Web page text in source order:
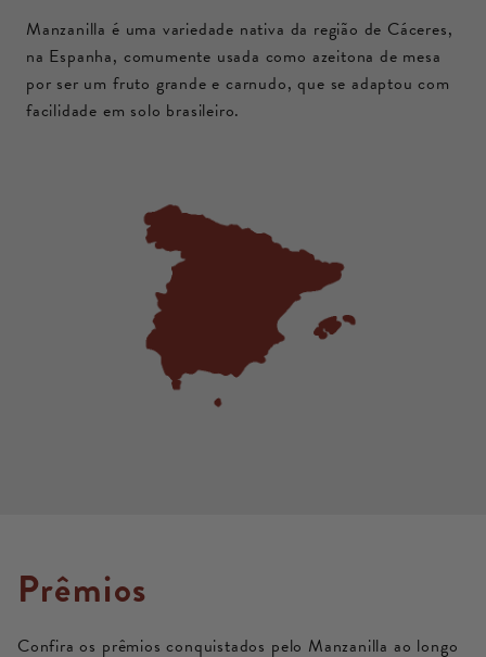
Manzanilla é uma variedade nativa da região de Cáceres,
na Espanha, comumente usada como azeitona de mesa
por ser um fruto grande e carnudo, que se adaptou com
facilidade em solo brasileiro.
Prêmios
Confira os prêmios conquistados pelo Manzanilla ao longo